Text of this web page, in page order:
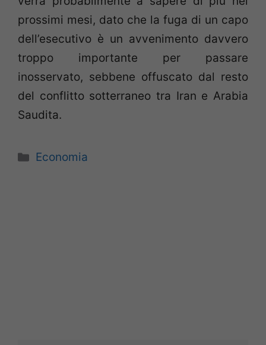
prossimi mesi, dato che la fuga di un capo
dell’esecutivo è un avvenimento davvero
troppo importante per passare
inosservato, sebbene offuscato dal resto
del conflitto sotterraneo tra Iran e Arabia
Saudita.
Categorie
Economia